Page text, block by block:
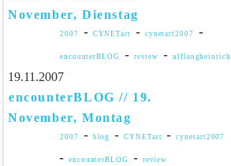
November, Dienstag
2007 - CYNETart - cynetart2007 -
encounterBLOG - review - ulflangheinrich
19.11.2007
encounterBLOG // 19.
November, Montag
2007 - blog - CYNETart - cynetart2007
- encounterBLOG - review